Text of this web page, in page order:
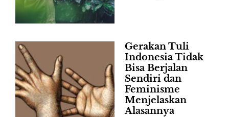
Gerakan Tuli
Indonesia Tidak
Bisa Berjalan
Sendiri dan
Feminisme
Menjelaskan
Alasannya